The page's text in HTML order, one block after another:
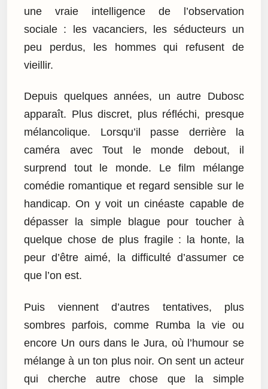
une vraie intelligence de l’observation
sociale : les vacanciers, les séducteurs un
peu perdus, les hommes qui refusent de
vieillir.
Depuis quelques années, un autre Dubosc
apparaît. Plus discret, plus réfléchi, presque
mélancolique. Lorsqu’il passe derrière la
caméra avec Tout le monde debout, il
surprend tout le monde. Le film mélange
comédie romantique et regard sensible sur le
handicap. On y voit un cinéaste capable de
dépasser la simple blague pour toucher à
quelque chose de plus fragile : la honte, la
peur d’être aimé, la difficulté d’assumer ce
que l’on est.
Puis viennent d’autres tentatives, plus
sombres parfois, comme Rumba la vie ou
encore Un ours dans le Jura, où l’humour se
mélange à un ton plus noir. On sent un acteur
qui cherche autre chose que la simple